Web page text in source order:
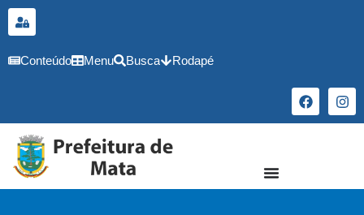
conteúdo
Conteúdo Menu Busca Rodapé